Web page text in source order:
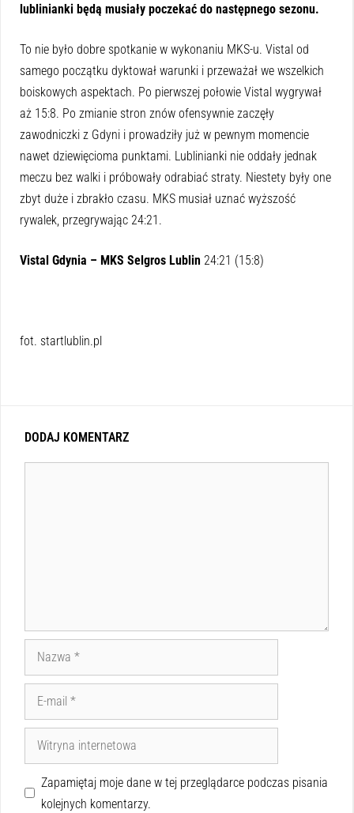
lublinianki będą musiały poczekać do następnego sezonu.
To nie było dobre spotkanie w wykonaniu MKS-u. Vistal od
samego początku dyktował warunki i przeważał we wszelkich
boiskowych aspektach. Po pierwszej połowie Vistal wygrywał
aż 15:8. Po zmianie stron znów ofensywnie zaczęły
zawodniczki z Gdyni i prowadziły już w pewnym momencie
nawet dziewięcioma punktami. Lublinianki nie oddały jednak
meczu bez walki i próbowały odrabiać straty. Niestety były one
zbyt duże i zbrakło czasu. MKS musiał uznać wyższość
rywalek, przegrywając 24:21.
Vistal Gdynia – MKS Selgros Lublin 24:21 (15:8)
fot. startlublin.pl
DODAJ KOMENTARZ
Zapamiętaj moje dane w tej przeglądarce podczas pisania
kolejnych komentarzy.